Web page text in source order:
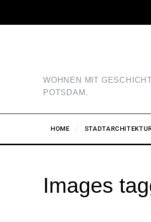
WOHNEN MIT
POTSDAM.
HOME
Images